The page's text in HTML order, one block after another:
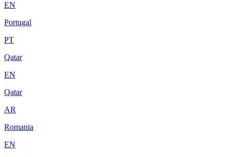
EN
Portugal
PT
Qatar
EN
Qatar
AR
Romania
EN